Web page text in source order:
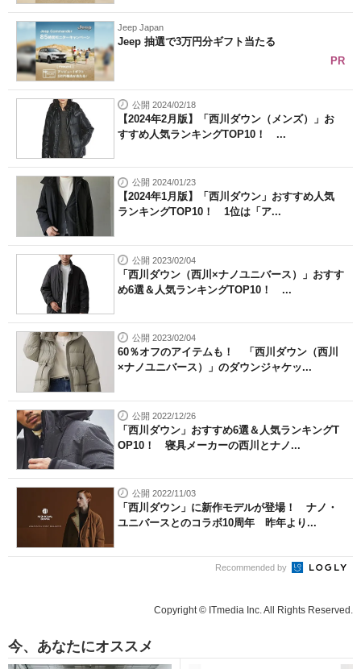
Jeep Japan
Jeep 抽選で3万円分ギフト当たる
PR
公開 2024/02/18
【2024年2月版】「西川ダウン（メンズ）」お
すすめ人気ランキングTOP10！ ...
公開 2024/01/23
【2024年1月版】「西川ダウン」おすすめ人気
ランキングTOP10！ 1位は「ア...
公開 2023/02/04
「西川ダウン（西川×ナノユニバース）」おすす
め6選＆人気ランキングTOP10！ ...
公開 2023/02/04
60％オフのアイテムも！ 「西川ダウン（西川
×ナノユニバース）」のダウンジャケッ...
公開 2022/12/26
「西川ダウン」おすすめ6選＆人気ランキングT
OP10！ 寝具メーカーの西川とナノ...
公開 2022/11/03
「西川ダウン」に新作モデルが登場！ ナノ・
ユニバースとのコラボ10周年 昨年より...
Recommended by
Copyright © ITmedia Inc. All Rights Reserved.
今、あなたにオススメ